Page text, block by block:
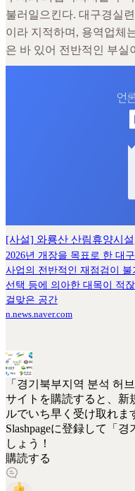
불러일으킨다. 대구경실
이라 지적하며, 용역업체
은 바 있어 전반적인 부실
[사설] 와룡산 산림휴양시
2026년 개장을 목표로 한 대
사업의 전반적인 재점검이
선택 등에 의아한 대목이 적
걸맞은 공간
n.news.naver.com
「경기북부지역 분석 허
サイトを購読すると、新
ルでいち早く受け取れま
Slashpageに登録して「
しょう！
購読する